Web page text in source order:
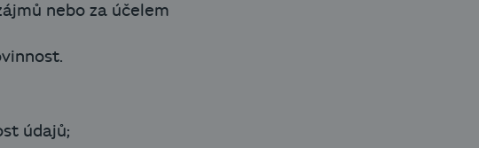
nebo za účelem
údajů;